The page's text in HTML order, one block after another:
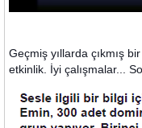
Geçmiş yıllarda çıkmış
etkinlik. İyi çalışmalar...